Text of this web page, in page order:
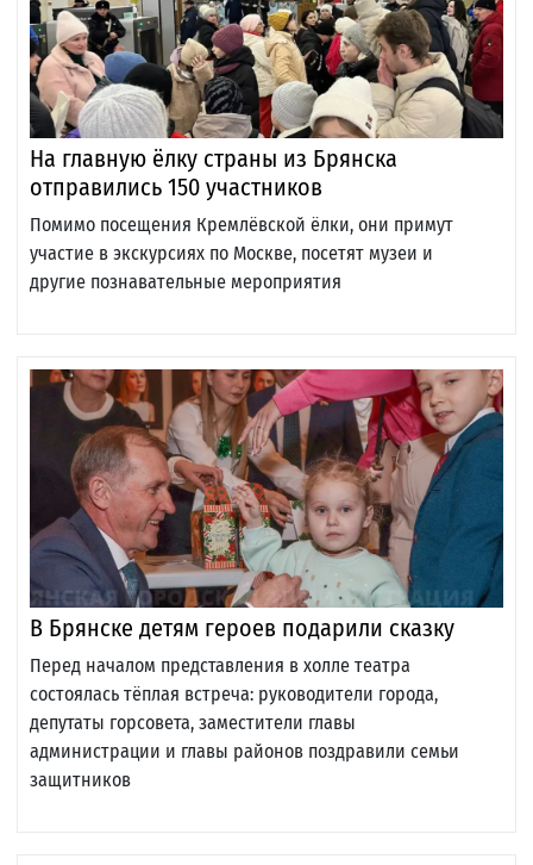
На главную ёлку страны из Брянска
отправились 150 участников
Помимо посещения Кремлёвской ёлки, они примут
участие в экскурсиях по Москве, посетят музеи и
другие познавательные мероприятия
В Брянске детям героев подарили сказку
Перед началом представления в холле театра
состоялась тёплая встреча: руководители города,
депутаты горсовета, заместители главы
администрации и главы районов поздравили семьи
защитников